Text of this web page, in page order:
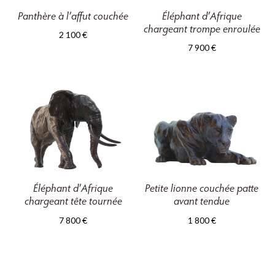
Panthère à l’affut couchée
2 100€
Éléphant d’Afrique
chargeant trompe enroulée
7 900€
Éléphant d’Afrique
chargeant tête tournée
7 800€
Petite lionne couchée patte
avant tendue
1 800€